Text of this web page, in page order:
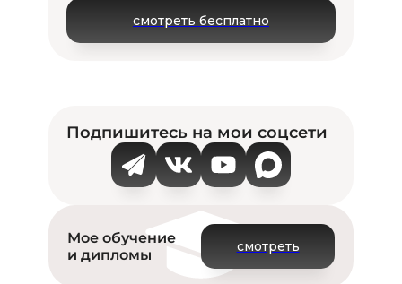
смотреть бесплатно
Подпишитесь на мои соцсети
Мое обучение
и дипломы
смотреть